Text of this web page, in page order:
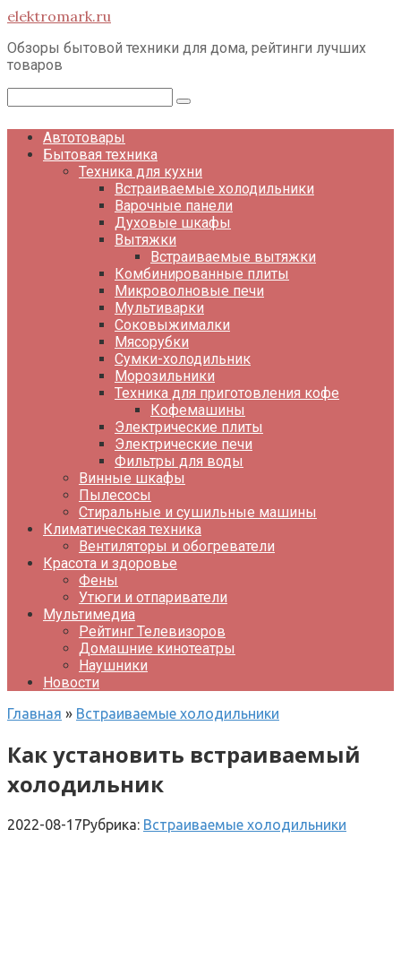
Перейти
контенту
elektromark.ru
Обзоры бытовой техники для дома, рейтинги лучших
товаров
Автотовары
Бытовая техника
Техника для кухни
Встраиваемые холодильники
Варочные панели
Духовые шкафы
Вытяжки
Встраиваемые вытяжки
Комбинированные плиты
Микроволновые печи
Мультиварки
Соковыжималки
Мясорубки
Сумки-холодильник
Морозильники
Техника для приготовления кофе
Кофемашины
Электрические плиты
Электрические печи
Фильтры для воды
Винные шкафы
Пылесосы
Стиральные и сушильные машины
Климатическая техника
Вентиляторы и обогреватели
Красота и здоровье
Фены
Утюги и отпариватели
Мультимедиа
Рейтинг Телевизоров
Домашние кинотеатры
Наушники
Новости
Главная » Встраиваемые холодильники
Как установить встраиваемый
холодильник
2022-08-17Рубрика: Встраиваемые холодильники